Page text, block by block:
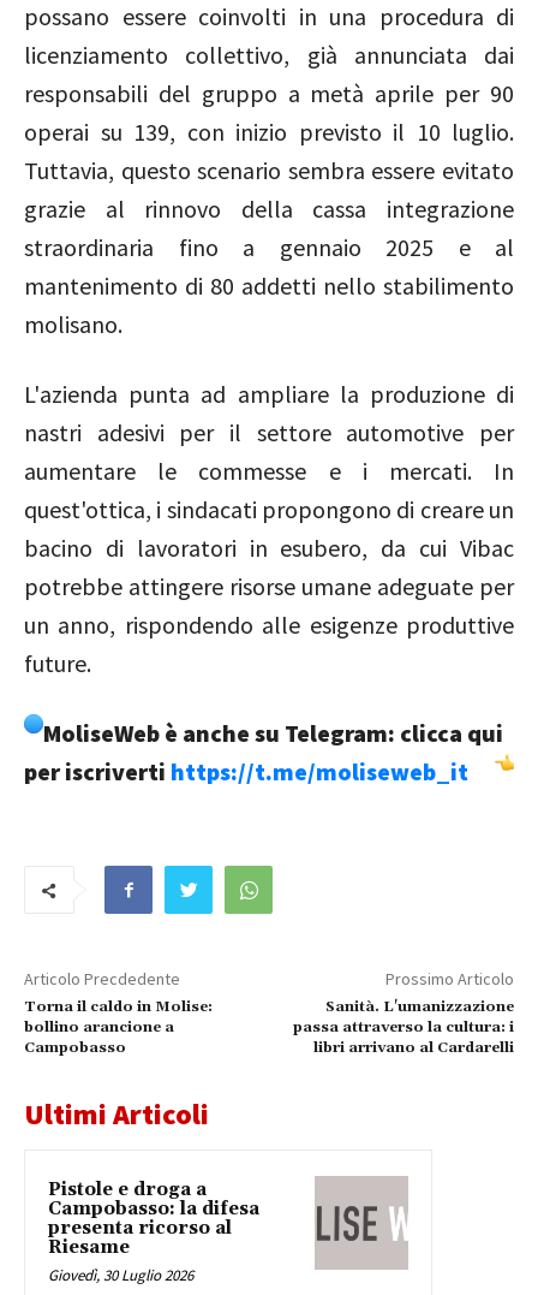
possano essere coinvolti in una procedura di
licenziamento collettivo, già annunciata dai
responsabili del gruppo a metà aprile per 90
operai su 139, con inizio previsto il 10 luglio.
Tuttavia, questo scenario sembra essere evitato
grazie al rinnovo della cassa integrazione
straordinaria fino a gennaio 2025 e al
mantenimento di 80 addetti nello stabilimento
molisano.
L'azienda punta ad ampliare la produzione di
nastri adesivi per il settore automotive per
aumentare le commesse e i mercati. In
quest'ottica, i sindacati propongono di creare un
bacino di lavoratori in esubero, da cui Vibac
potrebbe attingere risorse umane adeguate per
un anno, rispondendo alle esigenze produttive
future.
MoliseWeb è anche su Telegram: clicca qui
per iscriverti https://t.me/moliseweb_it
Articolo Precdedente
Torna il caldo in Molise:
bollino arancione a
Campobasso
Prossimo Articolo
Sanità. L'umanizzazione
passa attraverso la cultura: i
libri arrivano al Cardarelli
Ultimi Articoli
Pistole e droga a
Campobasso: la difesa
presenta ricorso al
Riesame
Giovedì, 30 Luglio 2026